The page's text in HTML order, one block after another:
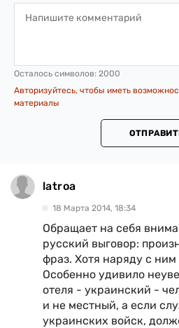
Осталось символов: 2000
Авторизуйтесь, чтобы иметь
материалы
latroa
18 Марта 2014, 18:34
Обращает на себя
русский выговор:
фраз. Хотя наряду с
Особенно удивило
отеля - украинский -
и не местный, а если
украинских войск,